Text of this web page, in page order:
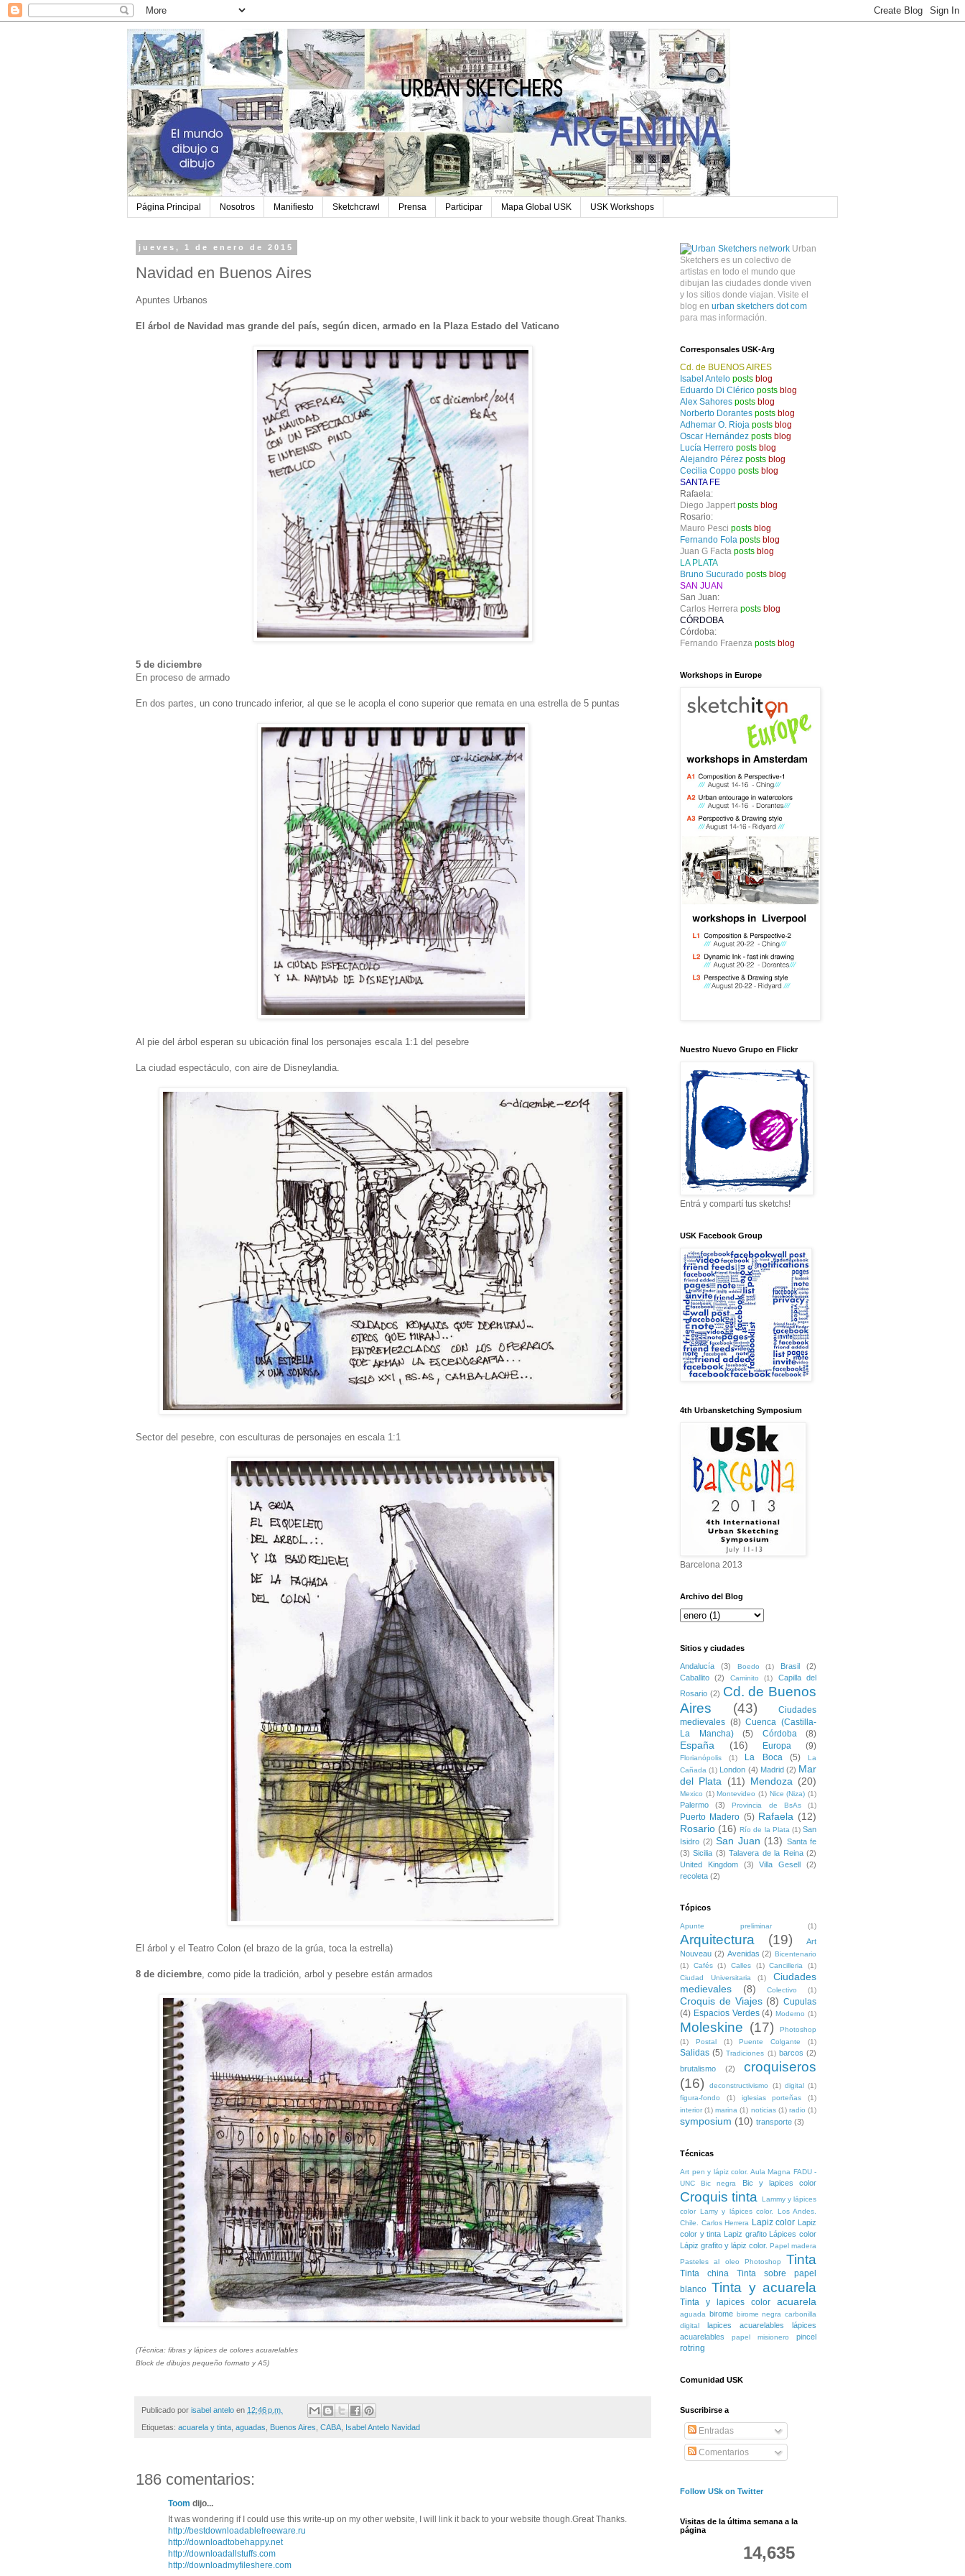
Página Principal Nosotros Manifiesto Sketchcrawl Prensa Participar Mapa Global USK USK Workshops
jueves, 1 de enero de 2015
Navidad en Buenos Aires
Apuntes Urbanos
El árbol de Navidad mas grande del país, según dicen, armado en la Plaza Estado del Vaticano
5 de diciembre
En proceso de armado
En dos partes, un cono truncado inferior, al que se le acopla el cono superior que remata en una estrella de 5 puntas
Al pie del árbol esperan su ubicación final los personajes escala 1:1 del pesebre
La ciudad espectáculo, con aire de Disneylandia.
Sector del pesebre, con esculturas de personajes en escala 1:1
El árbol y el Teatro Colon (el brazo de la grúa, toca la estrella)
8 de diciembre, como pide la tradición, arbol y pesebre están armados
(Técnica: fibras y lápices de colores acuarelables
Block de dibujos pequeño formato y A5)
Publicado por isabel antelo en 12:46 p.m.
Etiquetas: acuarela y tinta, aguadas, Buenos Aires, CABA, Isabel Antelo Navidad
186 comentarios:
Toom dijo...
It was wondering if I could use this write-up on my other website, I will link it back to your website though.Great Thanks.
http://bestdownloadablefreeware.ru
http://downloadtobehappy.net
http://downloadallstuffs.com
http://downloadmyfileshere.com
Urban
Sketchers es un colectivo de
artistas en todo el mundo que
dibujan las ciudades donde viven
y los sitios donde viajan. Visite el
blog en urban sketchers dot com
para mas información.
Corresponsales USK-Arg
Cd. de BUENOS AIRES
Isabel Antelo posts blog
Eduardo Di Clérico posts blog
Alex Sahores posts blog
Norberto Dorantes posts blog
Adhemar O. Rioja posts blog
Oscar Hernández posts blog
Lucía Herrero posts blog
Alejandro Pérez posts blog
Cecilia Coppo posts blog
SANTA FE
Rafaela:
Diego Jappert posts blog
Rosario:
Mauro Pesci posts blog
Fernando Fola posts blog
Juan G Facta posts blog
LA PLATA
Bruno Sucurado posts blog
SAN JUAN
San Juan:
Carlos Herrera posts blog
CÓRDOBA
Córdoba:
Fernando Fraenza posts blog
Workshops in Europe
Nuestro Nuevo Grupo en Flickr
Entrá y compartí tus sketchs!
USK Facebook Group
4th Urbansketching Symposium
Barcelona 2013
Archivo del Blog
Sitios y ciudades
Andalucía (3) Boedo (1) Brasil
(2)
Caballito
(2) Caminito (1)
Capilla del
Rosario (2) Cd. de Buenos
Aires
(43)
Ciudades
medievales (8) Cuenca (Castilla-
La Mancha)
(5) Córdoba (8)
España (16) Europa (9)
Florianópolis (1) La Boca (5)
La
Cañada (1) London (4) Madrid (2) Mar
del Plata (11) Mendoza (20)
Mexico (1) Montevideo (1) Nice (Niza) (1)
Palermo (3) Provincia de BsAs (1)
Puerto Madero (5) Rafaela (12)
Rosario (16) Río de la Plata (1) San
Isidro (2) San Juan (13) Santa fe
(3) Sicilia (3) Talavera de la Reina (2)
United Kingdom
(3) Villa Gesell
(2)
recoleta (2)
Tópicos
Apunte preliminar (1)
Arquitectura (19)
Art
Nouveau (2) Avenidas (2) Bicentenario
(1)
Cafés (1) Calles (1) Cancilleria
(1)
Ciudad Universitaria
(1)
Ciudades
medievales
(8) Colectivo (1)
Croquis de Viajes (8) Cupulas
(4) Espacios Verdes (4) Moderno (1)
Moleskine (17)
Photoshop
(1)
Postal (1) Puente Colgante (1)
Salidas (5) Tradiciones (1) barcos (2)
brutalismo
(2)
croquiseros
(16)
deconstructivismo (1) digital
(1)
figura-fondo
(1) iglesias porteñas
(1)
interior (1) marina (1) noticias (1) radio (1)
symposium (10) transporte (3)
Técnicas
Art pen y lápiz color. Aula Magna FADU -
UNC
Bic negra Bic y lapices color
Croquis tinta
Lammy y lápices
color
Lamy y lápices color. Los Andes.
Chile. Carlos Herrera Lapiz color
Lapiz
color y tinta
Lapiz grafito
Lápices color
Lápiz grafito y lápiz color. Papel madera
Pasteles al oleo
Photoshop Tinta
Tinta china
Tinta sobre papel
blanco Tinta y acuarela
Tinta y lapices color acuarela
aguada birome birome negra carbonilla
digital
lapices acuarelables
lápices
acuarelables
papel misionero pincel
rotring
Comunidad USK
Suscribirse a
Entradas
Comentarios
Follow USk on Twitter
Visitas de la última semana a la
página
14,635